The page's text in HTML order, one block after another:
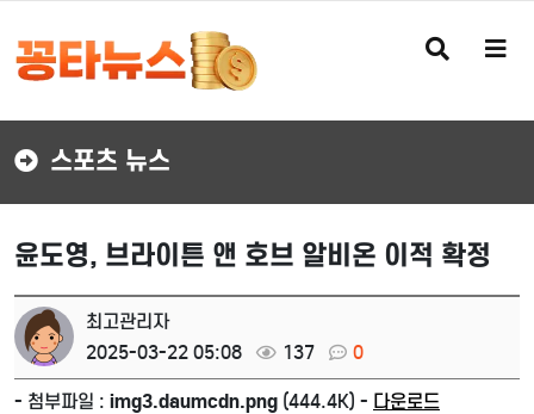
검
색
튼
메
튼
스포츠 뉴스
윤도영, 브라이튼 앤 호브 알비온 이적 확정
최고관리자
2025-03-22 05:08
137 0
- 첨부파일 : img3.daumcdn.png (444.4K) - 다운로드